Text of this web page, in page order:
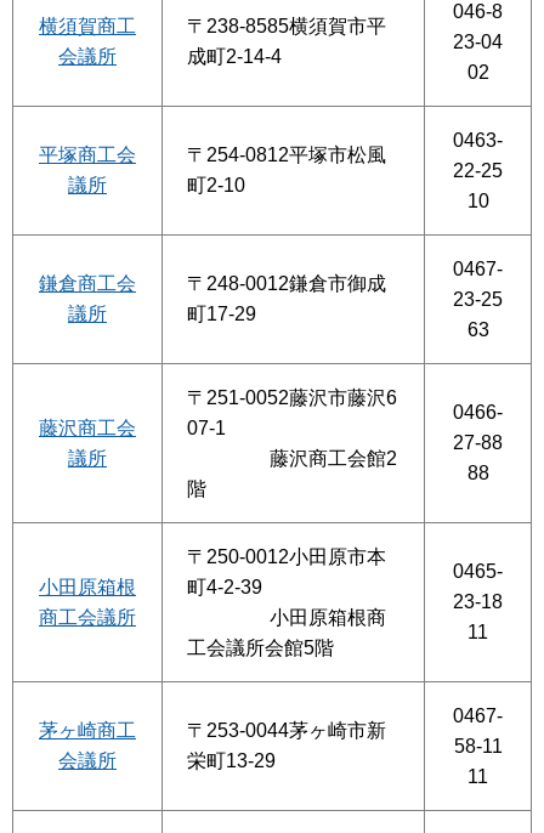
横須賀商工
会議所
〒238-8585横須賀市平
成町2-14-4
046-8
23-04
02
平塚商工会
議所
〒254-0812平塚市松風
町2-10
0463-
22-25
10
鎌倉商工会
議所
〒248-0012鎌倉市御成
町17-29
0467-
23-25
63
藤沢商工会
議所
〒251-0052藤沢市藤沢6
07-1
藤沢商工会館2
階
0466-
27-88
88
小田原箱根
商工会議所
〒250-0012小田原市本
町4-2-39
小田原箱根商
工会議所会館5階
0465-
23-18
11
茅ヶ崎商工
会議所
〒253-0044茅ヶ崎市新
栄町13-29
0467-
58-11
11